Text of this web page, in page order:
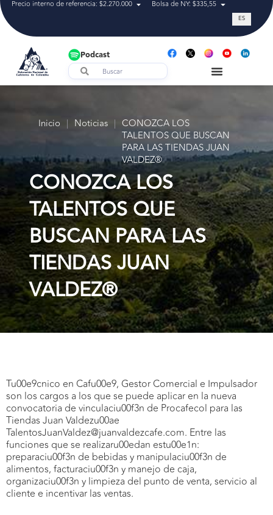
Precio interno de referencia: $2.270.000 Bolsa de NY: $335,55 Tasa de
ES
Podcast
Inicio | Noticias | CONOZCA LOS
TALENTOS QUE BUSCAN
PARA LAS TIENDAS JUAN
VALDEZ®
CONOZCA LOS
TALENTOS QUE
BUSCAN PARA LAS
TIENDAS JUAN
VALDEZ®
Tu00e9cnico en Cafu00e9, Gestor Comercial e Impulsador
son los cargos a los que se puede aplicar en la nueva
convocatoria de vinculaciu00f3n de Procafecol para las
Tiendas Juan Valdezu00ae
TalentosJuanValdez@juanvaldezcafe.com. Entre las
funciones que se realizaru00edan estu00e1n:
preparaciu00f3n de bebidas y manipulaciu00f3n de
alimentos, facturaciu00f3n y manejo de caja,
organizaciu00f3n y limpieza del punto de venta, servicio al
cliente e incentivar las ventas.